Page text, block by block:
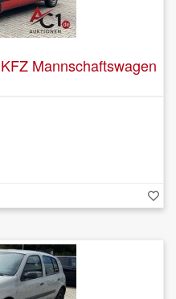
Mannschaftswagen